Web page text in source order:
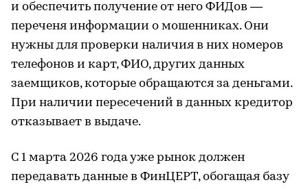
и обеспечить получение от него ФИДов —
переченя информации о мошенниках. Они
нужны для проверки наличия в них номеров
телефонов и карт, ФИО, других данных
заемщиков, которые обращаются за деньгами.
При наличии пересечений в данных кредитор
отказывает в выдаче.
С 1 марта 2026 года уже рынок должен
передавать данные в ФинЦЕРТ, обогащая базу